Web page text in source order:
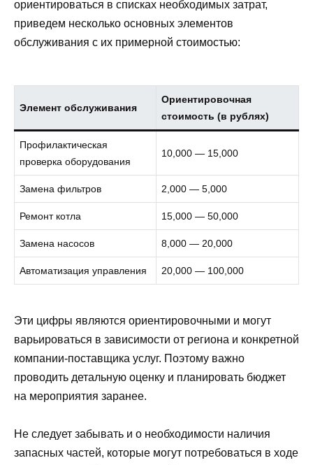
ориентироваться в списках необходимых затрат,
приведем несколько основных элементов
обслуживания с их примерной стоимостью:
Элемент обслуживания
Ориентировочная
стоимость (в рублях)
Профилактическая
проверка оборудования
10,000 — 15,000
Замена фильтров 2,000 — 5,000
Ремонт котла 15,000 — 50,000
Замена насосов 8,000 — 20,000
Автоматизация управления 20,000 — 100,000
Эти цифры являются ориентировочными и могут
варьироваться в зависимости от региона и конкретной
компании-поставщика услуг. Поэтому важно
проводить детальную оценку и планировать бюджет
на мероприятия заранее.
Не следует забывать и о необходимости наличия
запасных частей, которые могут потребоваться в ходе